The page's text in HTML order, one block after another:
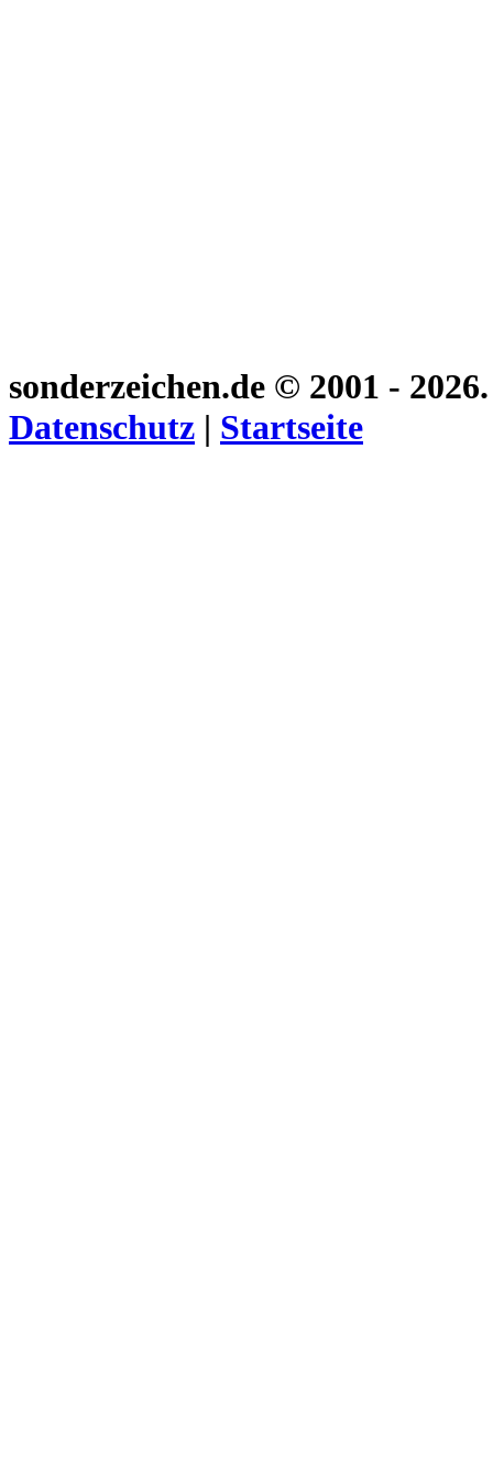
sonderzeichen.de © 2001 -
Datenschutz | Startseite